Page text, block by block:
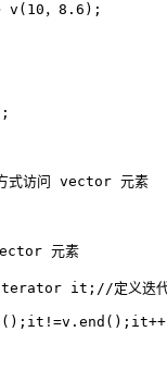
v ( 10 ， 8.6 );
式访问 vector 元素
元素
it; //定义迭
();it !=v. end ();it++